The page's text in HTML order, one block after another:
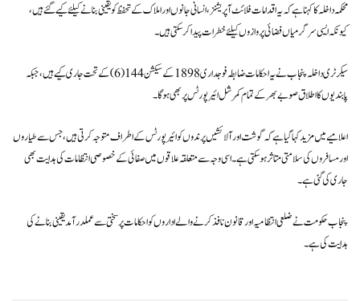
محکمہ داخلہ کا کہنا ہے کہ یہ اقدامات فلائٹ آپریشنز، انسانی جانوں اور املاک کے تحفظ کو یقینی بنانے کیلئے کیے گئے ہیں،
کیونکہ ایسی سرگرمیاں فضائی پروازوں کیلئے خطرات پیدا کر سکتی ہیں۔
سیکرٹری داخلہ پنجاب نے یہ احکامات ضابطہ فوجداری 1898 کے سیکشن 144(6) کے تحت جاری کیے ہیں، جبکہ
پابندیوں کا اطلاق صوبے بھر کے تمام کمرشل ائیرپورٹس پر بھی ہوگا۔
اعلامیے میں مزید کہا گیا ہے کہ گوشت اور آلائشیں پرندوں کو ائیرپورٹس کے اطراف متوجہ کرتی ہیں، جس سے طیاروں
اور مسافروں کی سلامتی متاثر ہو سکتی ہے۔ اسی وجہ سے متعلقہ علاقوں میں صفائی کے خصوصی انتظامات کی ہدایت بھی
جاری کی گئی ہے۔
پنجاب حکومت نے ضلعی انتظامیہ اور قانون نافذ کرنے والے اداروں کو احکامات پر سختی سے عملدرآمد یقینی بنانے کی
ہدایت کی ہے۔